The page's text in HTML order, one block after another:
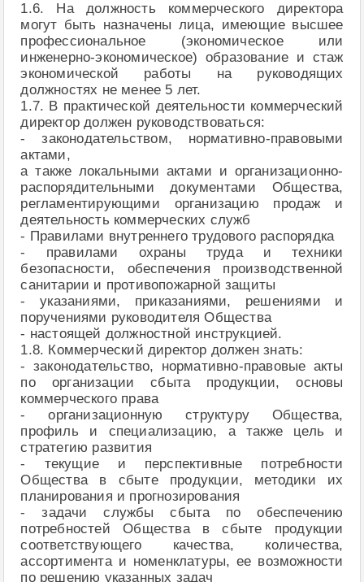
1.6. На должность коммерческого директора
могут быть назначены лица, имеющие высшее
профессиональное (экономическое или
инженерно-экономическое) образование и стаж
экономической работы на руководящих
должностях не менее 5 лет.
1.7. В практической деятельности коммерческий
директор должен руководствоваться:
- законодательством, нормативно-правовыми
актами,
а также локальными актами и организационно-
распорядительными документами Общества,
регламентирующими организацию продаж и
деятельность коммерческих служб
- Правилами внутреннего трудового распорядка
- правилами охраны труда и техники
безопасности, обеспечения производственной
санитарии и противопожарной защиты
- указаниями, приказаниями, решениями и
поручениями руководителя Общества
- настоящей должностной инструкцией.
1.8. Коммерческий директор должен знать:
- законодательство, нормативно-правовые акты
по организации сбыта продукции, основы
коммерческого права
- организационную структуру Общества,
профиль и специализацию, а также цель и
стратегию развития
- текущие и перспективные потребности
Общества в сбыте продукции, методики их
планирования и прогнозирования
- задачи службы сбыта по обеспечению
потребностей Общества в сбыте продукции
соответствующего качества, количества,
ассортимента и номенклатуры, ее возможности
по решению указанных задач